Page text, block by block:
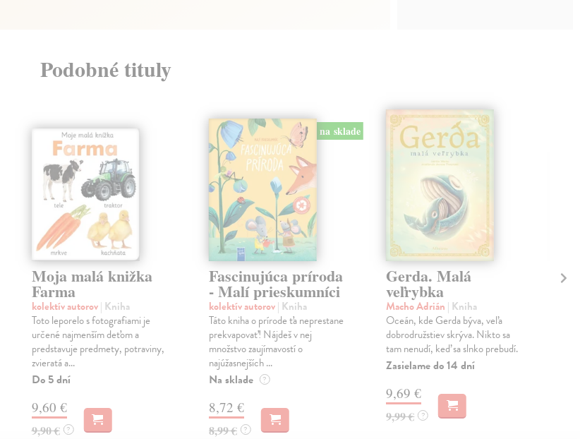
Podobné tituly
Moja malá knižka
Farma
kolektív autorov| Kniha
Toto leporelo s fotografiami je
určené najmenším deťom a
predstavuje predmety, potraviny,
zvieratá a...
Do 5 dní
9,60 €
9,90 € ?
na sklade
Fascinujúca príroda
- Malí prieskumníci
kolektív autorov| Kniha
Táto kniha o prírode ťa neprestane
prekvapovať! Nájdeš v nej
množstvo zaujímavostí o
najúžasnejších ...
Na sklade ?
8,72 €
8,99 € ?
Gerda. Malá
veľrybka
Macho Adrián | Kniha
Oceán, kde Gerda býva, veľa
dobrodružstiev skrýva. Nikto sa
tam nenudí, keď sa slnko prebudí.
Zasielame do 14 dní
9,69 €
9,99 € ?